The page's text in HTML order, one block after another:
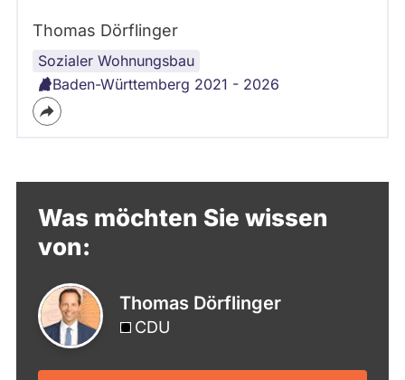
Thomas Dörflinger
Sozialer Wohnungsbau
Baden-Württemberg 2021 - 2026
Was möchten Sie wissen
von:
Thomas Dörflinger
CDU